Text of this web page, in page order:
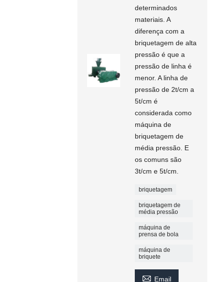
determinados
materiais. A
diferença com a
briquetagem de alta
pressão é que a
pressão de linha é
menor. A linha de
pressão de 2t/cm a
5t/cm é
considerada como
máquina de
briquetagem de
média pressão. E
os comuns são
3t/cm e 5t/cm.
briquetagem
briquetagem de
média pressão
máquina de
prensa de bola
máquina de
briquete
 Email